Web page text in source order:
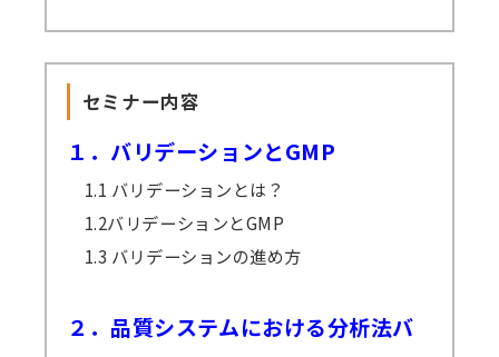
場合、（見逃し視聴あり）の方の受講料は（見
逃し視聴なし）の受講料に準じますので、ご了
承ください。
セミナー内容
１．バリデーションとGMP
1.1 バリデーションとは？
1.2バリデーションとGMP
1.3 バリデーションの進め方
２．品質システムにおける分析法バ